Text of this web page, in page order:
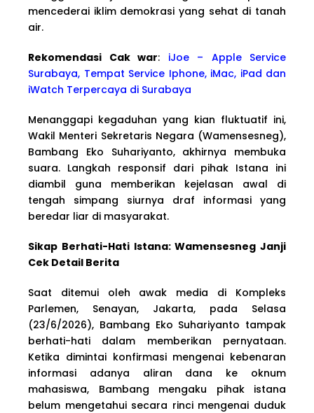
mencederai iklim demokrasi yang sehat di tanah
air.
Rekomendasi Cak war: iJoe – Apple Service
Surabaya, Tempat Service Iphone, iMac, iPad dan
iWatch Terpercaya di Surabaya
Menanggapi kegaduhan yang kian fluktuatif ini,
Wakil Menteri Sekretaris Negara (Wamensesneg),
Bambang Eko Suhariyanto, akhirnya membuka
suara. Langkah responsif dari pihak Istana ini
diambil guna memberikan kejelasan awal di
tengah simpang siurnya draf informasi yang
beredar liar di masyarakat.
Sikap Berhati-Hati Istana: Wamensesneg Janji
Cek Detail Berita
Saat ditemui oleh awak media di Kompleks
Parlemen, Senayan, Jakarta, pada Selasa
(23/6/2026), Bambang Eko Suhariyanto tampak
berhati-hati dalam memberikan pernyataan.
Ketika dimintai konfirmasi mengenai kebenaran
informasi adanya aliran dana ke oknum
mahasiswa, Bambang mengaku pihak istana
belum mengetahui secara rinci mengenai duduk